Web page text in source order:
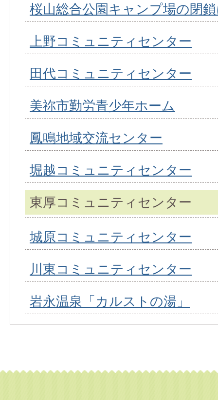
桜山総合公園キャンプ場の閉
上野コミュニティセンター
田代コミュニティセンター
美祢市勤労青少年ホーム
鳳鳴地域交流センター
堀越コミュニティセンター
東厚コミュニティセンター
城原コミュニティセンター
川東コミュニティセンター
岩永温泉「カルストの湯」